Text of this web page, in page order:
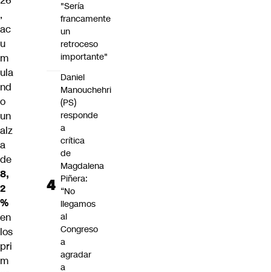
,
ac
u
m
ula
nd
o
un
alz
a
de
8,
2
%
en
los
pri
m
"Sería
francamente
un
retroceso
importante"
Daniel
Manouchehri
(PS)
responde
a
crítica
de
Magdalena
Piñera:
“No
llegamos
al
Congreso
a
agradar
a